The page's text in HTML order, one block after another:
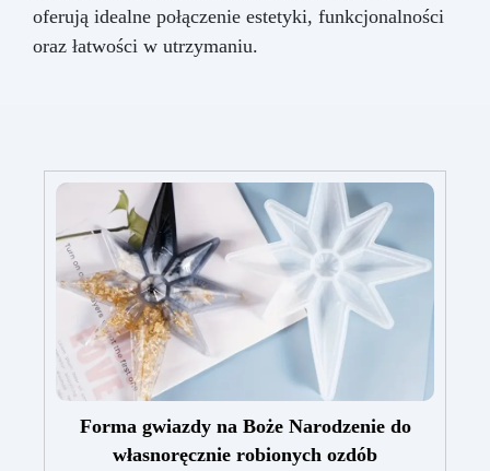
oferują idealne połączenie estetyki, funkcjonalności
oraz łatwości w utrzymaniu.
Forma gwiazdy na Boże Narodzenie do
własnoręcznie robionych ozdób